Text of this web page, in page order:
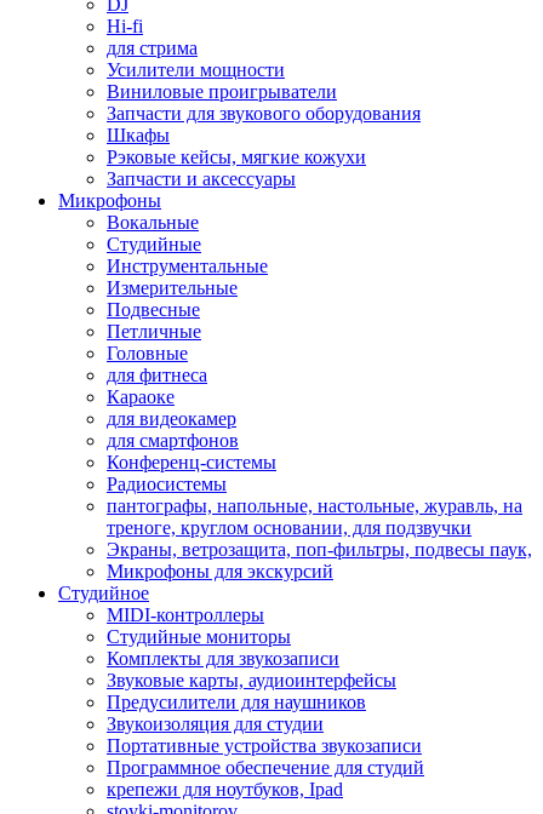
DJ
Hi-fi
для стрима
Усилители мощности
Виниловые проигрыватели
Запчасти для звукового оборудования
Шкафы
Рэковые кейсы, мягкие кожухи
Запчасти и аксессуары
Микрофоны
Вокальные
Студийные
Инструментальные
Измерительные
Подвесные
Петличные
Головные
для фитнеса
Караоке
для видеокамер
для смартфонов
Конференц-системы
Радиосистемы
пантографы, напольные, настольные, журавль, на
треноге, круглом основании, для подзвучки
Экраны, ветрозащита, поп-фильтры, подвесы паук,
Микрофоны для экскурсий
Студийное
MIDI-контроллеры
Студийные мониторы
Комплекты для звукозаписи
Звуковые карты, аудиоинтерфейсы
Предусилители для наушников
Звукоизоляция для студии
Портативные устройства звукозаписи
Программное обеспечение для студий
крепежи для ноутбуков, Ipad